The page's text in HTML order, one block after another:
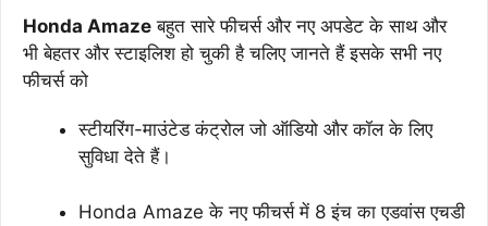
Honda Amaze बहुत सारे फीचर्स और नए अपडेट के साथ और
भी बेहतर और स्टाइलिश हो चुकी है चलिए जानते हैं इसके सभी नए
फीचर्स को
स्टीयरिंग-माउंटेड कंट्रोल जो ऑडियो और कॉल के लिए
सुविधा देते हैं।
Honda Amaze के नए फीचर्स में 8 इंच का एडवांस एचडी